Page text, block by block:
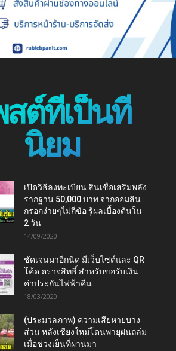
ต์ที่เป็นที่
นิยม
เปิดวิธีลงทะเบียน สินเชื่อเสริมพลัง
รากฐาน 50,000 บาท จากออมสิน
กรอกง่ายๆไม่กี่ข้อ รู้ผลเบื้องต้นใน
2 วัน
14/09/2020
ชัดเจนมาอีกนิด มีเว็บไซต์และ QR
โค้ด ตรวจสิทธิ์ สำหรับขอรับเงิน
ค่าประกันไฟฟ้าคืน
18/03/2020
(ประมวลภาพ) ความเสียหายบาง
ส่วน หลังเชียงใหม่โดนพายุฝนถล่ม
เมื่อช่วงเย็นที่ผ่านมา